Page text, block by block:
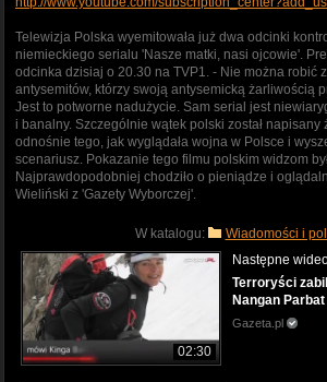
Telewizja Polska wyemitowała już dwa odcinki
niemieckiego serialu 'Nasze matki, nasi ojcowie'.
odcinka dzisiaj o 20.30 na TVP1. - Nie można robić
antysemitów, którzy swoją antysemicką żarliwością
Jest to potworne nadużycie. Sam serial jest
i banalny. Szczególnie wątek polski został
odnośnie tego, jak wyglądała wojna w Polsce i
scenariusz. Pokazanie tego filmu polskim widzom był
Najprawdopodobniej chodziło o pieniądze i
Wieliński z 'Gazety Wyborczej'.
W katalogu: Wiadomości i
02:30
Następne
Terroryści
Nangan Parbat
Gazeta.pl